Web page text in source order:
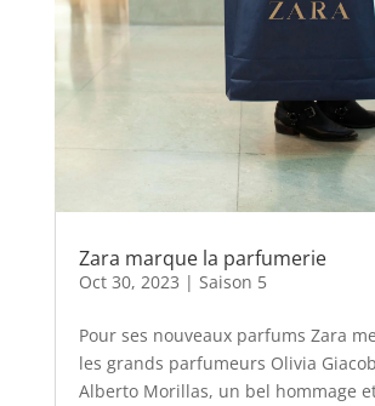
Zara marque la parfumerie
Oct 30, 2023 | Saison 5
Pour ses nouveaux parfums Zara
les grands parfumeurs Olivia
Alberto Morillas, un bel hommage